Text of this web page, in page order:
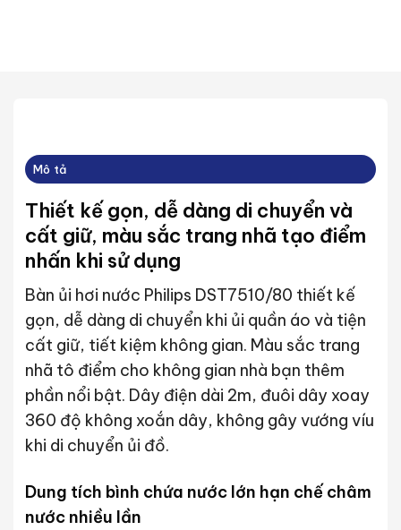
Mô tả
Thiết kế gọn, dễ dàng di chuyển và
cất giữ, màu sắc trang nhã tạo điểm
nhấn khi sử dụng
Bàn ủi hơi nước Philips DST7510/80 thiết kế
gọn, dễ dàng di chuyển khi ủi quần áo và tiện
cất giữ, tiết kiệm không gian. Màu sắc trang
nhã tô điểm cho không gian nhà bạn thêm
phần nổi bật. Dây điện dài 2m, đuôi dây xoay
360 độ không xoắn dây, không gây vướng víu
khi di chuyển ủi đồ.
Dung tích bình chứa nước lớn hạn chế châm
nước nhiều lần